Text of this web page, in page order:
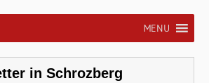
MENU
in Schrozberg